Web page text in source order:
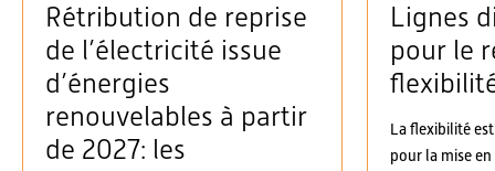
Rétribution de reprise
de l’électricité issue
d’énergies
renouvelables à partir
de 2027: les
Lignes
pour le
La flexibilité
pour la mise